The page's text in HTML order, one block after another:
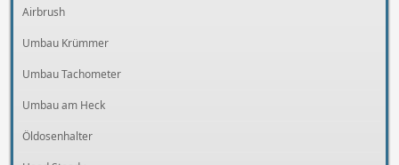
Airbrush
Umbau Krümmer
Umbau Tachometer
Umbau am Heck
Öldosenhalter